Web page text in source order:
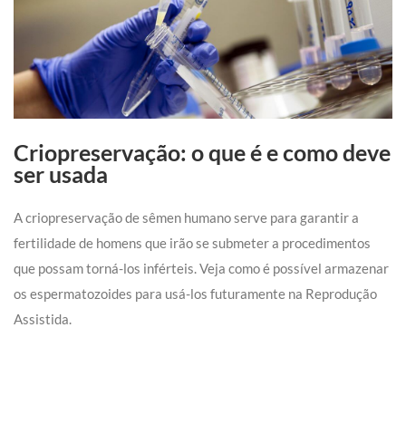
Criopreservação: o que é e como deve
ser usada
A criopreservação de sêmen humano serve para garantir a
fertilidade de homens que irão se submeter a procedimentos
que possam torná-los inférteis. Veja como é possível armazenar
os espermatozoides para usá-los futuramente na Reprodução
Assistida.